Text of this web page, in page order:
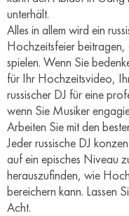
unterhält.
Alles in allem wird ein
Hochzeitsfeier
spielen. Wenn Sie
für Ihr Hochzeitsvideo,
russischer DJ für eine
wenn Sie Musiker
Arbeiten Sie mit den
Jeder russische DJ
auf ein episches Niveau
herauszufinden, wie
bereichern kann. Lassen
Acht.